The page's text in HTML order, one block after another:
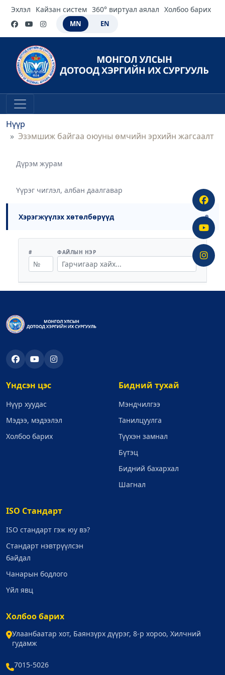
Эхлэл Кайзан систем 360° виртуал аялал Холбоо барих
MN EN
Нүүр
Эзэмшиж байгаа оюуны өмчийн эрхийн жагсаалт
Дүрэм журам
Үүрэг чиглэл, албан даалгавар
Хэрэгжүүлэх хөтөлбөрүүд ●
# ФАЙЛЫН НЭР
Үндсэн цэс
Нүүр хуудас
Мэдээ, мэдээлэл
Холбоо барих
Бидний тухай
Мэндчилгээ
Танилцуулга
Түүхэн замнал
Бүтэц
Бидний бахархал
Шагнал
ISO Стандарт
ISO стандарт гэж юу вэ?
Стандарт нэвтрүүлсэн
байдал
Чанарын бодлого
Үйл явц
Холбоо барих
Улаанбаатар хот, Баянзүрх дүүрэг, 8-р хороо, Хилчний
гудамж
7015-5026